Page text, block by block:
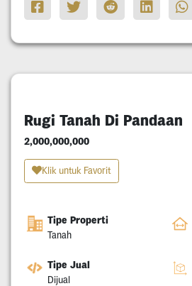
Rugi Tanah Di Pandaan
2,000,000,000
Klik untuk Favorit
Tipe Properti
Tanah
Tipe Jual
Dijual